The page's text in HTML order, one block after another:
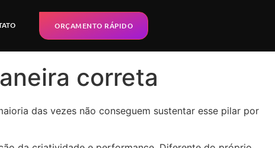
ORÇAMENTO RÁPIDO
correta
das vezes não conseguem sustentar esse pilar por